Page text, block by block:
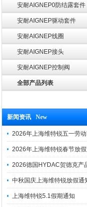
安耐AIGNEP0防结露套件
安耐AIGNEP驱动套件
安耐AIGNEP线圈
安耐AIGNEP接头
安耐AIGNEP控制阀
全部产品列表
新闻资讯 New
中秋国庆上海维特锐放假通
上海维特锐5.1假期通知